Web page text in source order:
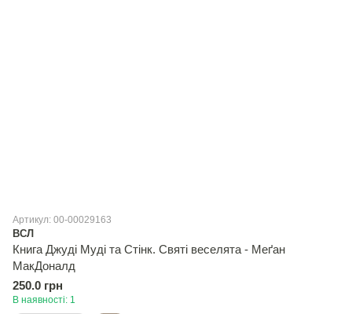
Артикул: 00-00029163
ВСЛ
Книга Джуді Муді та Стінк. Святі веселята - Меґан
МакДоналд
250.0 грн
В наявності: 1